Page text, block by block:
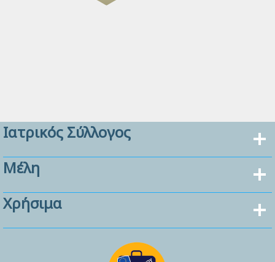
Ιατρικός Σύλλογος
Μέλη
Χρήσιμα